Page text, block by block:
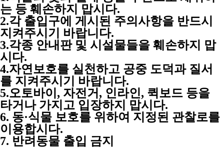
는 등 훼손하지 맙시다.
2.각 출입구에 게시된 주의사항을 반드시
지켜주시기 바랍니다.
3.각종 안내판 및 시설물들을 훼손하지 맙
시다.
4.자연보호를 실천하고 공중 도덕과 질서
를 지켜주시기 바랍니다.
5.오토바이, 자전거, 인라인, 퀵보드 등을
타거나 가지고 입장하지 맙시다.
6. 동·식물 보호를 위하여 지정된 관찰로를
이용합시다.
7. 반려동물 출입 금지